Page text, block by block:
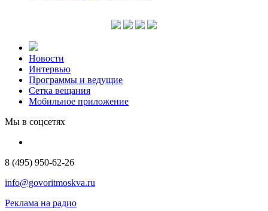
Новости
Интервью
Программы и ведущие
Сетка вещания
Мобильное приложение
Мы в соцсетях
8 (495) 950-62-26
info@govoritmoskva.ru
Реклама на радио